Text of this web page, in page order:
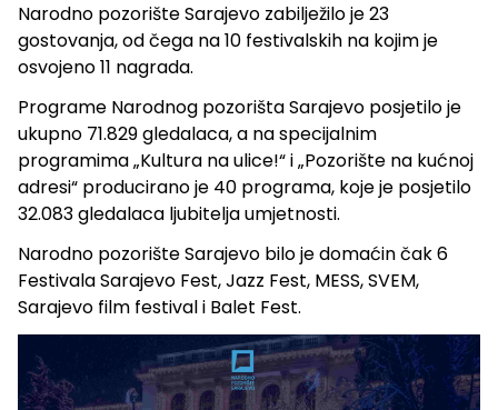
Narodno pozorište Sarajevo zabilježilo je 23
gostovanja, od čega na 10 festivalskih na kojim je
osvojeno 11 nagrada.
Programe Narodnog pozorišta Sarajevo posjetilo je
ukupno 71.829 gledalaca, a na specijalnim
programima „Kultura na ulice!“ i „Pozorište na kućnoj
adresi“ producirano je 40 programa, koje je posjetilo
32.083 gledalaca ljubitelja umjetnosti.
Narodno pozorište Sarajevo bilo je domaćin čak 6
Festivala Sarajevo Fest, Jazz Fest, MESS, SVEM,
Sarajevo film festival i Balet Fest.